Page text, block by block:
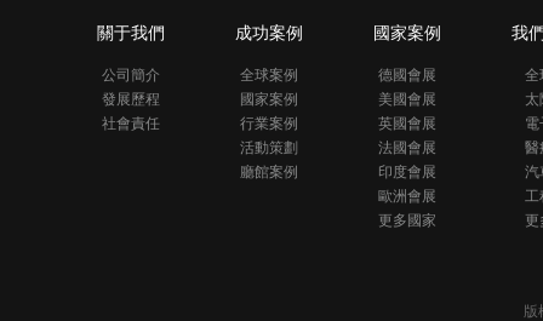
關于我們
公司簡介
發展歷程
社會責任
成功案例
全球案例
國家案例
行業案例
活動策劃
廳館案例
國家案例
德國會展
美國會展
英國會展
法國會展
印度會展
歐洲會展
更多國家
我
全
太
電
醫
汽
工
更
版